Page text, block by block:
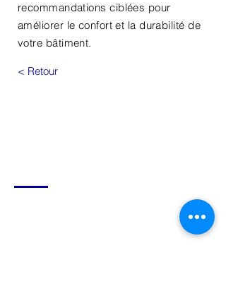
recommandations ciblées pour
améliorer le confort et la durabilité de
votre bâtiment.
< Retour